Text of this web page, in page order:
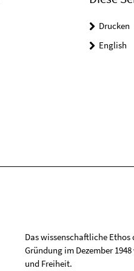
Drucken
English
Das wissenschaftliche
Gründung im Dezember
und Freiheit.